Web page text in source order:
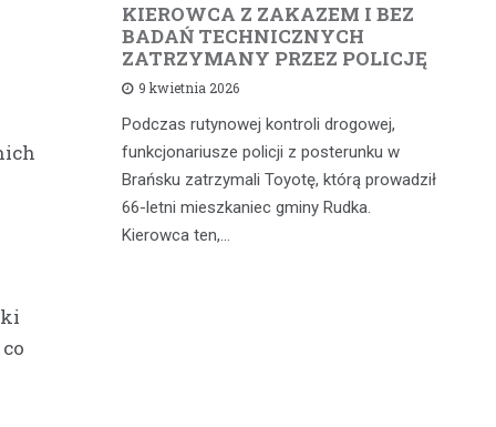
KIEROWCA Z ZAKAZEM I BEZ
BADAŃ TECHNICZNYCH
ZATRZYMANY PRZEZ POLICJĘ
9 kwietnia 2026
Podczas rutynowej kontroli drogowej,
funkcjonariusze policji z posterunku w
Brańsku zatrzymali Toyotę, którą prowadził
66-letni mieszkaniec gminy Rudka.
Kierowca ten,…